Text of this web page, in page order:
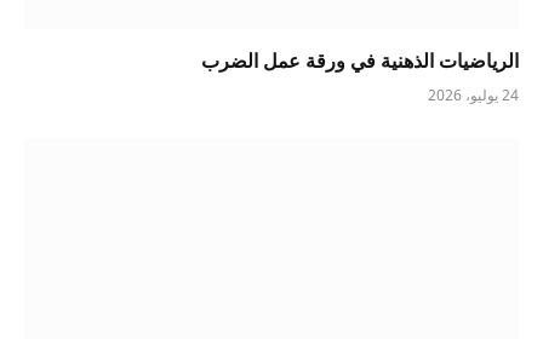
الرياضيات الذهنية في ورقة عمل الضرب
24 يوليو، 2026